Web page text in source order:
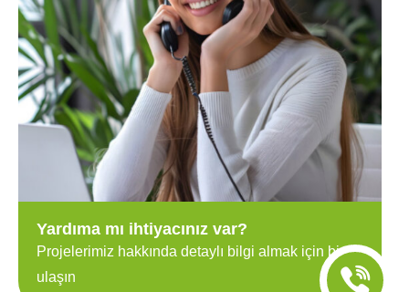
Yardıma mı ihtiyacınız var?
Projelerimiz hakkında detaylı bilgi almak için bize
ulaşın